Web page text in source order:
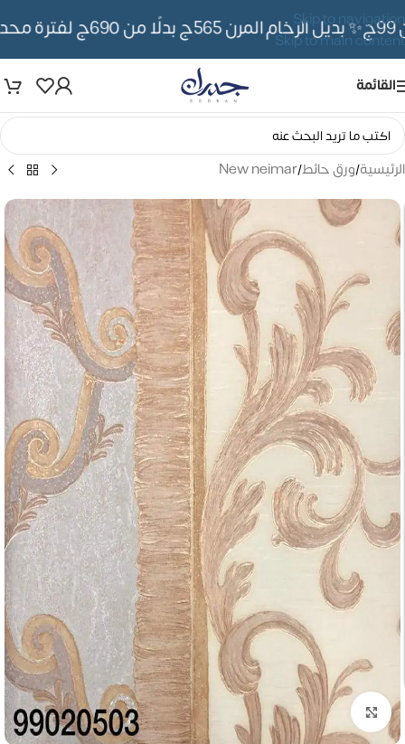
Skip to navigation
Skip to main content
✨ بديل الرخام المرن 565ج بدلًا من 690ج لفترة محدوده
القائمة
الرئيسية/ورق حائط/
New neimar
تكبير الصورة